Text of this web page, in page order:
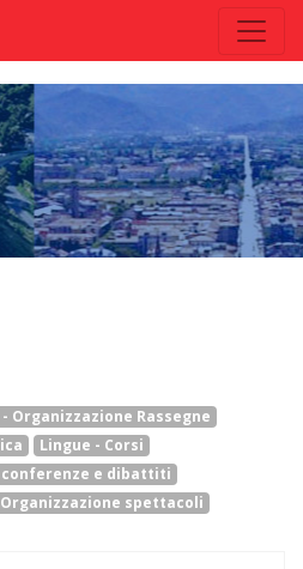
Organizzazione Rassegne
Lingue - Corsi
e dibattiti
spettacoli